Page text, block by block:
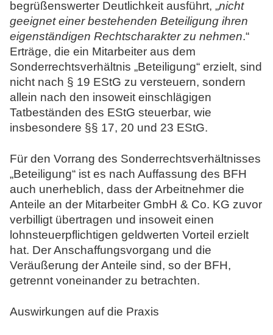
begrüßenswerter Deutlichkeit ausführt, „nicht
geeignet einer bestehenden Beteiligung ihren
eigenständigen Rechtscharakter zu nehmen.“
Erträge, die ein Mitarbeiter aus dem
Sonderrechtsverhältnis „Beteiligung“ erzielt, sind
nicht nach § 19 EStG zu versteuern, sondern
allein nach den insoweit einschlägigen
Tatbeständen des EStG steuerbar, wie
insbesondere §§ 17, 20 und 23 EStG.
Für den Vorrang des Sonderrechtsverhältnisses
„Beteiligung“ ist es nach Auffassung des BFH
auch unerheblich, dass der Arbeitnehmer die
Anteile an der Mitarbeiter GmbH & Co. KG zuvor
verbilligt übertragen und insoweit einen
lohnsteuerpflichtigen geldwerten Vorteil erzielt
hat. Der Anschaffungsvorgang und die
Veräußerung der Anteile sind, so der BFH,
getrennt voneinander zu betrachten.
Auswirkungen auf die Praxis